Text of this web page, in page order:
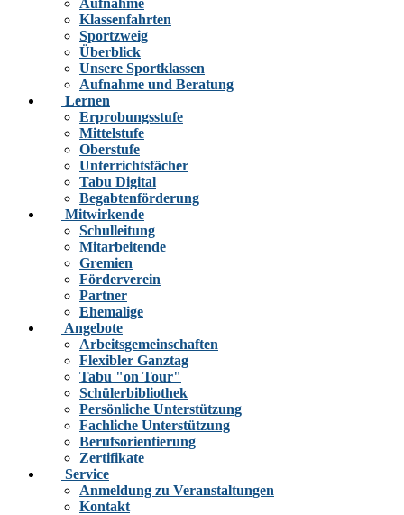
Klassenfahrten
Sportzweig
Überblick
Unsere Sportklassen
Aufnahme und Beratung
Lernen
Erprobungsstufe
Mittelstufe
Oberstufe
Unterrichtsfächer
Tabu Digital
Begabtenförderung
Mitwirkende
Schulleitung
Mitarbeitende
Gremien
Förderverein
Partner
Ehemalige
Angebote
Arbeitsgemeinschaften
Flexibler Ganztag
Tabu "on Tour"
Schülerbibliothek
Persönliche Unterstützung
Fachliche Unterstützung
Berufsorientierung
Zertifikate
Service
Anmeldung zu Veranstaltungen
Kontakt